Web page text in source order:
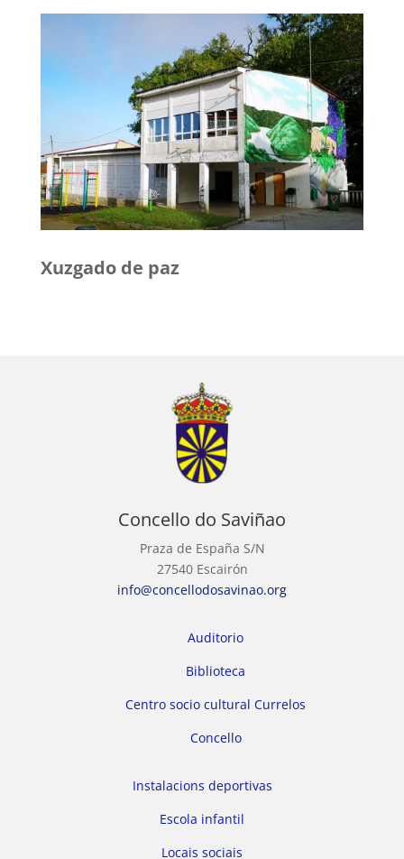
Xuzgado de paz
Concello do Saviñao
Praza de España S/N
27540 Escairón
info@concellodosavinao.org
Auditorio
Biblioteca
Centro socio cultural Currelos
Concello
Instalacions deportivas
Escola infantil
Locais sociais